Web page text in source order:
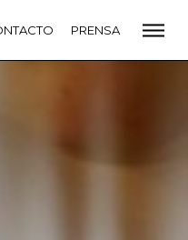
PRENSA
CONTACTO